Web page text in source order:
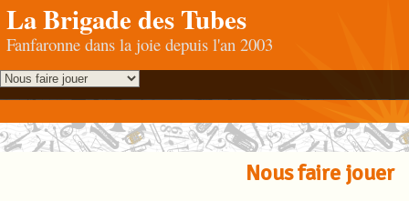
La Brigade des Tubes
Fanfaronne dans la joie depuis l'an 2003
Nous faire jouer